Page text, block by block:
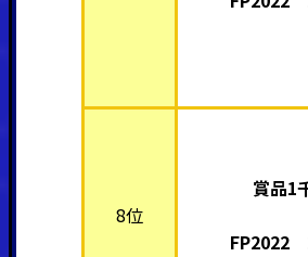
8位
賞品1
FP2022